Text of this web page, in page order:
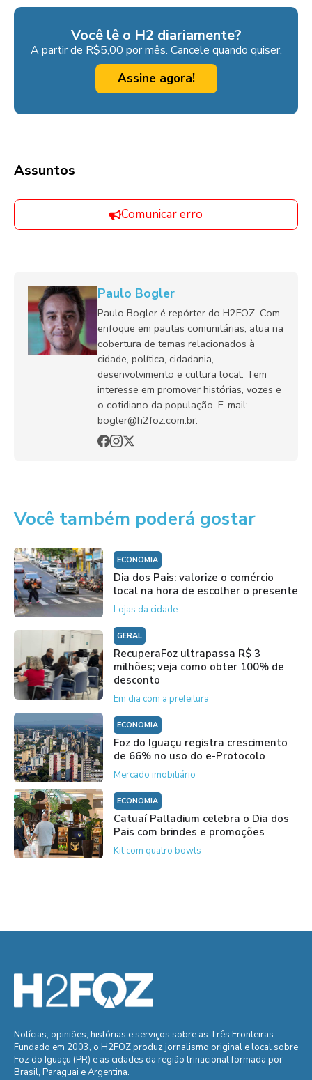
Você lê o H2 diariamente?
A partir de R$5,00 por mês. Cancele quando quiser.
Assine agora!
Assuntos
Comunicar erro
Paulo Bogler
Paulo Bogler é repórter do H2FOZ. Com
enfoque em pautas comunitárias, atua na
cobertura de temas relacionados à
cidade, política, cidadania,
desenvolvimento e cultura local. Tem
interesse em promover histórias, vozes e
o cotidiano da população. E-mail:
bogler@h2foz.com.br.
Você também poderá gostar
ECONOMIA
Dia dos Pais: valorize o comércio
local na hora de escolher o presente
Lojas da cidade
GERAL
RecuperaFoz ultrapassa R$ 3
milhões; veja como obter 100% de
desconto
Em dia com a prefeitura
ECONOMIA
Foz do Iguaçu registra crescimento
de 66% no uso do e-Protocolo
Mercado imobiliário
ECONOMIA
Catuaí Palladium celebra o Dia dos
Pais com brindes e promoções
Kit com quatro bowls
Notícias, opiniões, histórias e serviços sobre as Três Fronteiras.
Fundado em 2003, o H2FOZ produz jornalismo original e local sobre
Foz do Iguaçu (PR) e as cidades da região trinacional formada por
Brasil, Paraguai e Argentina.